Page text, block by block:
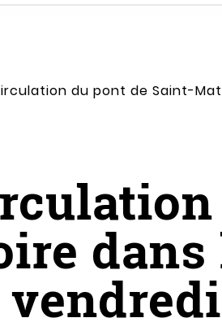
du pont de Saint-
dans
vendredi